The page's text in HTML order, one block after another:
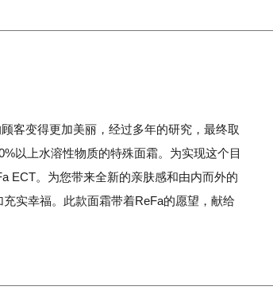
客变得更加美丽，经过多年的研究，最终取
以上水溶性物质的特殊面霜。为实现这个目
ECT。为您带来全新的亲肤感和由内而外的
实幸福。此款面霜带着ReFa的愿望，献给